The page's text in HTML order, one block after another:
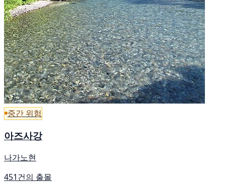
중간 위험
아즈사강
나가노현
451건의 출몰